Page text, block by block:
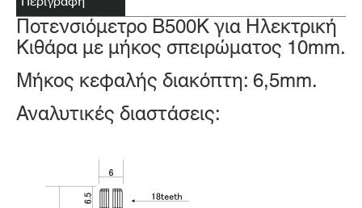
Ποτενσιόμετρο B500K για Ηλεκτρική
Κιθάρα με μήκος σπειρώματος 10mm.
Μήκος κεφαλής διακόπτη: 6,5mm.
Αναλυτικές διαστάσεις: